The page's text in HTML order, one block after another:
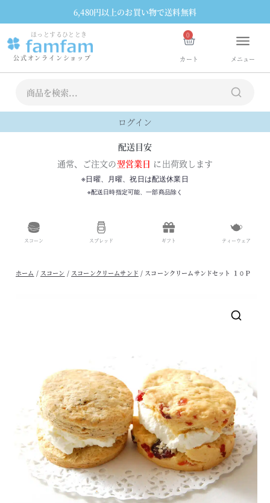
6,480円以上のお買い物で送料無料
ほっとするひととき
公式オンラインショップ
0
カート メニュー
ログイン
配送目安
通常、ご注文の翌営業日 に出荷致します
※日曜、月曜、祝日は配送休業日
※配送日時指定可能、一部商品除く
スコーン スプレッド ギフト ティーウェア
ホーム / スコーン / スコーンクリームサンド / スコーンクリームサンドセット １０Ｐ